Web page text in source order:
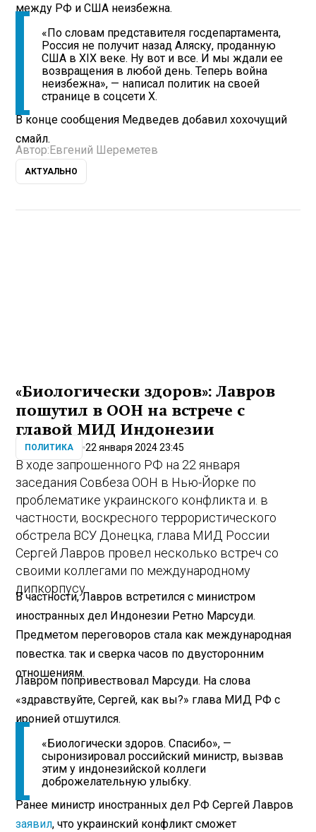
между РФ и США неизбежна.
«По словам представителя госдепартамента,
Россия не получит назад Аляску, проданную
США в XIX веке. Ну вот и все. И мы ждали ее
возвращения в любой день. Теперь война
неизбежна», — написал политик на своей
странице в соцсети X.
В конце сообщения Медведев добавил хохочущий
смайл.
Автор: Евгений Шереметев
АКТУАЛЬНО
«Биологически здоров»: Лавров
пошутил в ООН на встрече с
главой МИД Индонезии
ПОЛИТИКА 22 января 2024 23:45
В ходе запрошенного РФ на 22 января
заседания Совбеза ООН в Нью-Йорке по
проблематике украинского конфликта и. в
частности, воскресного террористического
обстрела ВСУ Донецка, глава МИД России
Сергей Лавров провел несколько встреч со
своими коллегами по международному
дипкорпусу.
В частности, Лавров встретился с министром
иностранных дел Индонезии Ретно Марсуди.
Предметом переговоров стала как международная
повестка. так и сверка часов по двусторонним
отношениям.
Лавром попривествовал Марсуди. На слова
«здравствуйте, Сергей, как вы?» глава МИД РФ с
иронией отшутился.
«Биологически здоров. Спасибо», —
сыронизировал российский министр, вызвав
этим у индонезийской коллеги
доброжелательную улыбку.
Ранее министр иностранных дел РФ Сергей Лавров
заявил, что украинский конфликт сможет